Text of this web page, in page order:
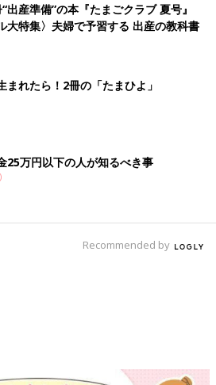
出産準備”の本『たまごクラブ 夏号』
大特集〉夫婦で予習する 出産の教科書
まれたら！2冊の「たまひよ」
25万円以下の人が知るべき事
Recommended by